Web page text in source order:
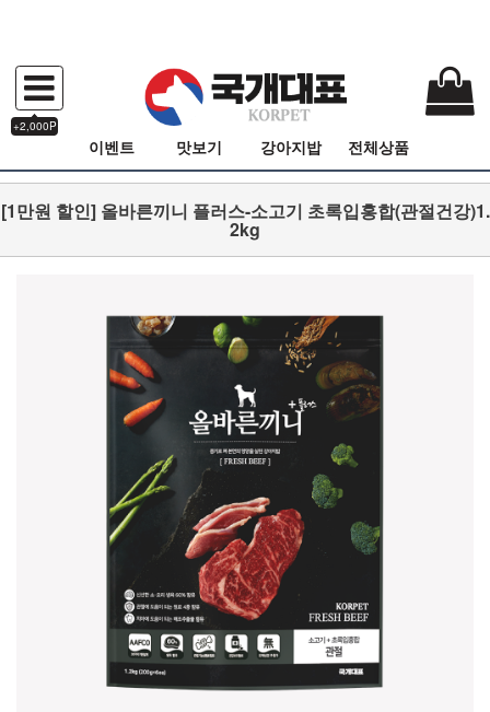
+2,000P
이벤트 맛보기 강아지밥 전체상품
[1만원 할인] 올바른끼니 플러스-소고기 초록입홍합(관절건강)1.
2kg